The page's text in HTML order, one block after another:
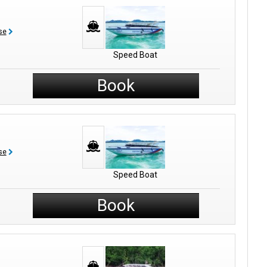
funktioniert und warum es für die lokale Wirtschaft wichtig
Sie die grüne Natur und fühlen Sie sich glücklich.
macht. Jedes Mal, wenn Sie etwas unternehmen, wie zum
Speed Boat
Book
Speed Boat
Book